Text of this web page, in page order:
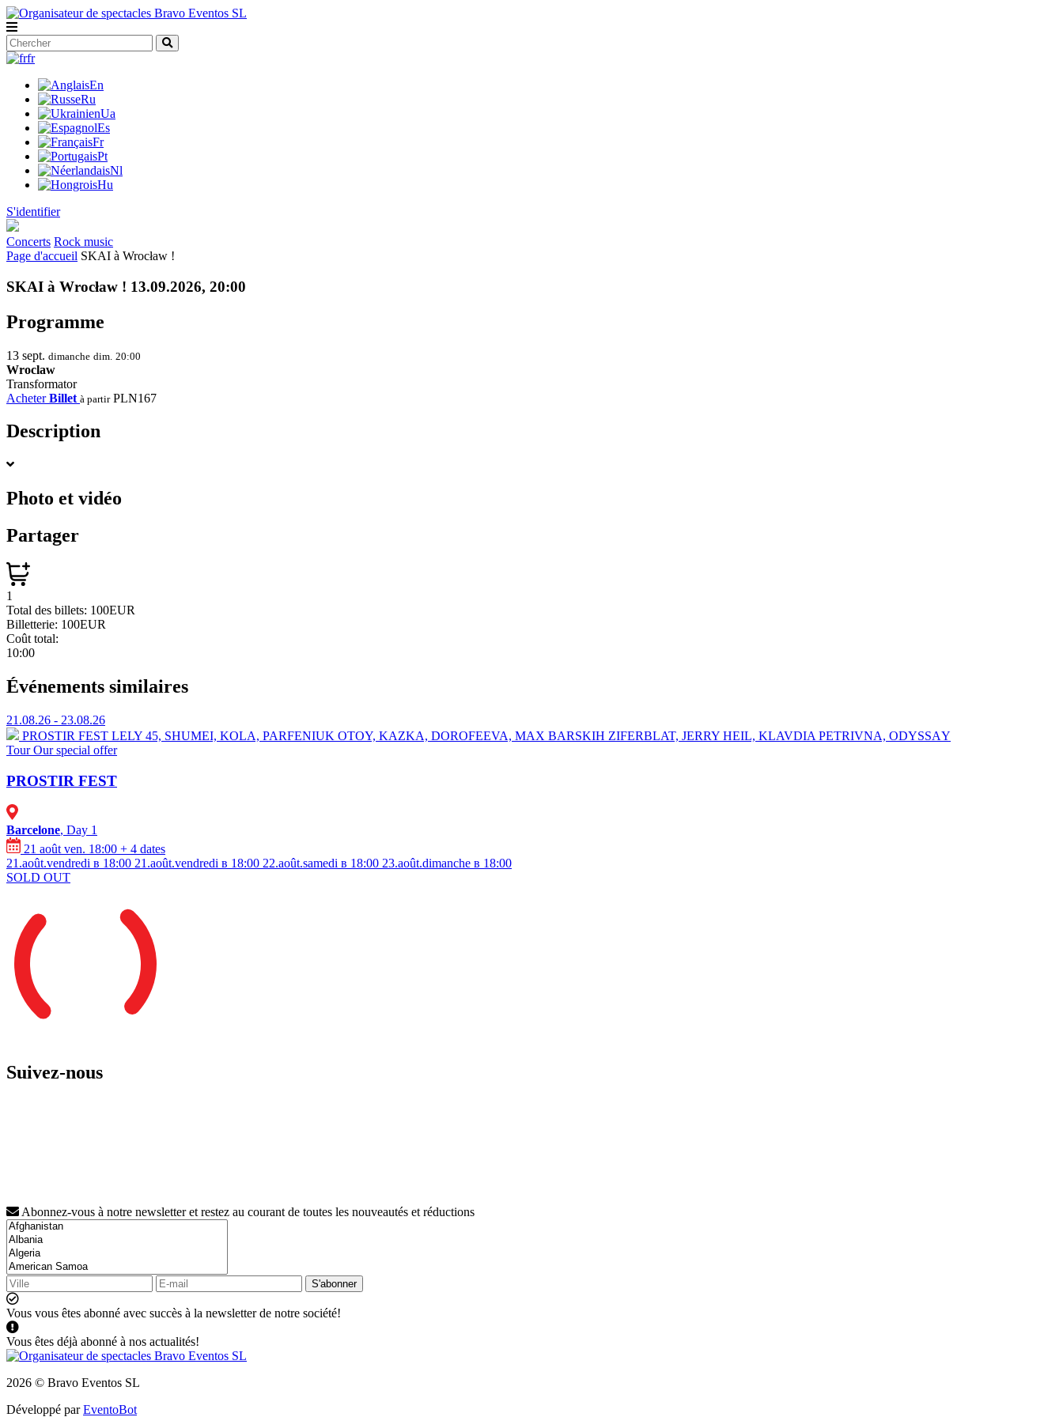
fr
En
Ru
Ua
Es
Fr
Pt
Nl
Hu
S'identifier
Concerts Rock music
Page d'accueil SKAI à Wrocław !
SKAI à Wrocław ! 13.09.2026, 20:00
Programme
13 sept. dimanche dim. 20:00
Wroclaw
Transformator
AcheterBillet à partirPLN167
Description
Photo et vidéo
Partager
1
Total des billets: 100EUR
Billetterie: 100EUR
Coût total:
10:00
Événements similaires
21.08.26 - 23.08.26
PROSTIR FEST ⁠LELY 45, ⁠SHUMEI,⁠ ⁠KOLA, ⁠⁠PARFENIUK OTOY, KAZKA, DOROFEEVA, MAX BARSKIH ⁠ZIFERBLAT, ⁠JERRY HEIL, ⁠⁠KLAVDIA PETRIVNA, ⁠ODYSSАY
Tour Our special offer
PROSTIR FEST
Barcelone, Day 1
21 août ven. 18:00 + 4 dates
21.août.vendredi в 18:00 21.août.vendredi в 18:00 22.août.samedi в 18:00 23.août.dimanche в 18:00
SOLD OUT
Suivez-nous
Abonnez-vous à notre newsletter et restez au courant de toutes les nouveautés et réductions
S'abonner
Vous vous êtes abonné avec succès à la newsletter de notre société!
Vous êtes déjà abonné à nos actualités!
2026 © Bravo Eventos SL
Développé parEventoBot